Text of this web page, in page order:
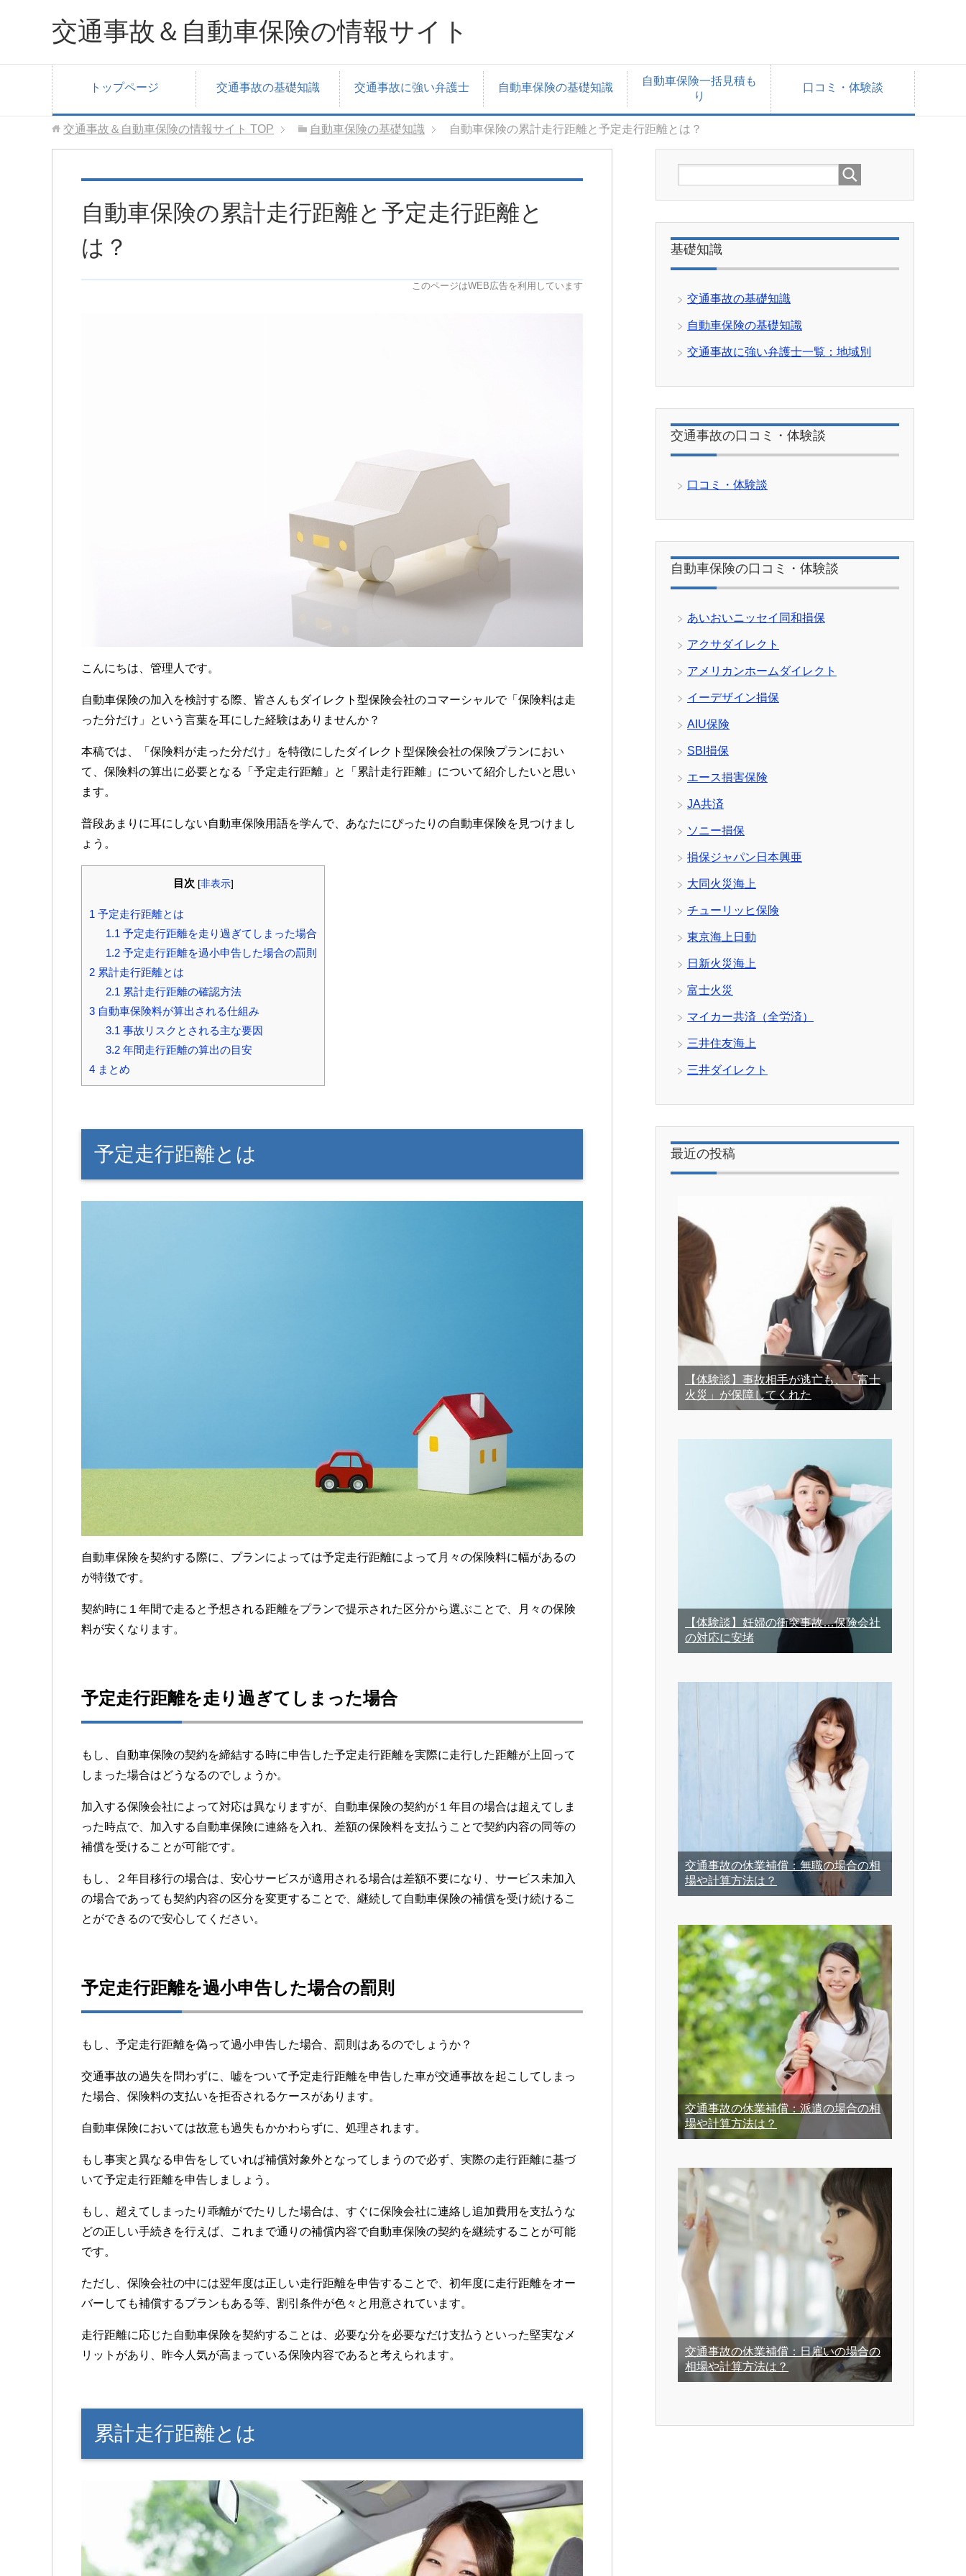
交通事故＆自動車保険の情報サイト
トップページ 交通事故の基礎知識 交通事故に強い弁護士 自動車保険の基礎知識
自動車保険一括見積も
り
口コミ・体験談
交通事故＆自動車保険の情報サイト TOP 自動車保険の基礎知識 自動車保険の累計走行距離と予定走行距離とは？
自動車保険の累計走行距離と予定走行距離と
は？
このページはWEB広告を利用しています
こんにちは、管理人です。
自動車保険の加入を検討する際、皆さんもダイレクト型保険会社のコマーシャルで「保険料は走
った分だけ」という言葉を耳にした経験はありませんか？
本稿では、「保険料が走った分だけ」を特徴にしたダイレクト型保険会社の保険プランにおい
て、保険料の算出に必要となる「予定走行距離」と「累計走行距離」について紹介したいと思い
ます。
普段あまりに耳にしない自動車保険用語を学んで、あなたにぴったりの自動車保険を見つけまし
ょう。
目次 [非表示]
1 予定走行距離とは
1.1 予定走行距離を走り過ぎてしまった場合
1.2予定走行距離を過小申告した場合の罰則
2 累計走行距離とは
2.1 累計走行距離の確認方法
3 自動車保険料が算出される仕組み
3.1 事故リスクとされる主な要因
3.2年間走行距離の算出の目安
4 まとめ
予定走行距離とは
自動車保険を契約する際に、プランによっては予定走行距離によって月々の保険料に幅があるの
が特徴です。
契約時に１年間で走ると予想される距離をプランで提示された区分から選ぶことで、月々の保険
料が安くなります。
予定走行距離を走り過ぎてしまった場合
もし、自動車保険の契約を締結する時に申告した予定走行距離を実際に走行した距離が上回って
しまった場合はどうなるのでしょうか。
加入する保険会社によって対応は異なりますが、自動車保険の契約が１年目の場合は超えてしま
った時点で、加入する自動車保険に連絡を入れ、差額の保険料を支払うことで契約内容の同等の
補償を受けることが可能です。
もし、２年目移行の場合は、安心サービスが適用される場合は差額不要になり、サービス未加入
の場合であっても契約内容の区分を変更することで、継続して自動車保険の補償を受け続けるこ
とができるので安心してください。
予定走行距離を過小申告した場合の罰則
もし、予定走行距離を偽って過小申告した場合、罰則はあるのでしょうか？
交通事故の過失を問わずに、嘘をついて予定走行距離を申告した車が交通事故を起こしてしまっ
た場合、保険料の支払いを拒否されるケースがあります。
自動車保険においては故意も過失もかかわらずに、処理されます。
もし事実と異なる申告をしていれば補償対象外となってしまうので必ず、実際の走行距離に基づ
いて予定走行距離を申告しましょう。
もし、超えてしまったり乖離がでたりした場合は、すぐに保険会社に連絡し追加費用を支払うな
どの正しい手続きを行えば、これまで通りの補償内容で自動車保険の契約を継続することが可能
です。
ただし、保険会社の中には翌年度は正しい走行距離を申告することで、初年度に走行距離をオー
バーしても補償するプランもある等、割引条件が色々と用意されています。
走行距離に応じた自動車保険を契約することは、必要な分を必要なだけ支払うといった堅実なメ
リットがあり、昨今人気が高まっている保険内容であると考えられます。
累計走行距離とは
基礎知識
交通事故の基礎知識
自動車保険の基礎知識
交通事故に強い弁護士一覧：地域別
交通事故の口コミ・体験談
口コミ・体験談
自動車保険の口コミ・体験談
あいおいニッセイ同和損保
アクサダイレクト
アメリカンホームダイレクト
イーデザイン損保
AIU保険
SBI損保
エース損害保険
JA共済
ソニー損保
損保ジャパン日本興亜
大同火災海上
チューリッヒ保険
東京海上日動
日新火災海上
富士火災
マイカー共済（全労済）
三井住友海上
三井ダイレクト
最近の投稿
【体験談】事故相手が逃亡も、「富士
火災」が保障してくれた
【体験談】妊婦の衝突事故…保険会社
の対応に安堵
交通事故の休業補償：無職の場合の相
場や計算方法は？
交通事故の休業補償：派遣の場合の相
場や計算方法は？
交通事故の休業補償：日雇いの場合の
相場や計算方法は？